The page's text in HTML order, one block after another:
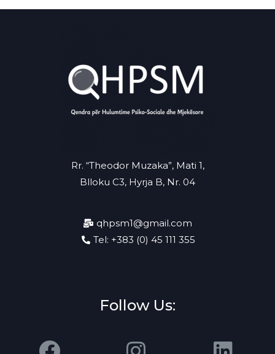
Rr. “Theodor Muzaka”, Mati 1,
Blloku C3, Hyrja B, Nr. 04
qhpsm1@gmail.com
Tel: +383 (0) 45 111 355
Follow Us: